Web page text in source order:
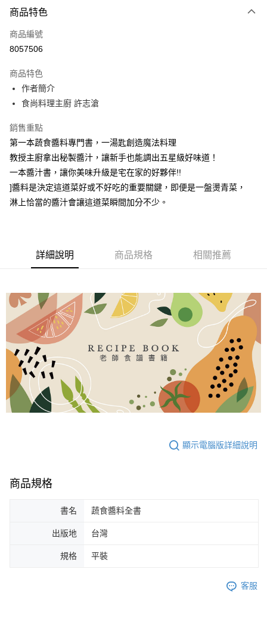
信用卡一次付款
信用卡分期付款
合作金庫商業銀行
華南商業銀行
上海商業儲蓄銀行
臺灣中小企業銀行
匯豐（台灣）商業銀行
華泰商業銀行
聯邦商業銀行
遠東國際商業銀行
元大商業銀行
永豐商業銀行
台新國際商業銀行
中國信託商業銀行
台灣樂天信用卡公司
LINE Pay
Apple Pay
悠遊付
AFTEE先享後付
相關說明
【關於「AFTEE先享後付」】
AFTEE先享後付是「在收到商品之後才付款」的支付方式。 讓您購物簡單
便利好安心！
１．簡單：不需註冊會員、不需綁卡、不需儲值。
【「AFTEE先享後付」結帳流程】
３．收到繳費通知簡訊後14天內，點擊此簡訊中的連結，可透過四大超商／
ATM／網路銀行／等多元方式進行付款，方視為交易完成。
※ 請注意：結帳手續完成當下不需立刻繳費，但若您需要取消訂單，請聯絡
購買商品的店家。未經商家同意取消之訂單仍視為有效，需透過AFTEE先享
後付繳納相關費用。
※ 交易是否成功請以「AFTEE先享後付 」之結帳頁面顯示為準，若有關於
是否繳費成功／繳費後需取消欲退款等相關疑問，請聯繫「AFTEE先享後付
客戶支援中心」
https://netprotections.freshdesk.com/support/home
【注意事項】
１．透過由恩沛科技股份有限公司提供之「AFTEE先享後付」服務完成之交
易，需依本服務之必要範圍內提供個人資料，並將交易相關給付款項請求債
任。
４．使用「AFTEE先享後付」時，將依據個別帳號之用戶狀況，依本公司即
請求用戶進行身份認證。
恩沛科技股份有限公司將有權停止該用戶之使用額度並採取法律行動。
ATM付款
每筆NT$130，滿NT$3,000(含以上)免運費
商品特色
商品編號
8057506
商品特色
作者簡介
食尚料理主廚 許志滄
銷售重點
第一本蔬食醬料專門書，一湯匙創造魔法料理
教授主廚拿出秘製醬汁，讓新手也能調出五星級好味道！
一本醬汁書，讓你美味升級是宅在家的好夥伴!!
]醬料是決定這道菜好或不好吃的重要關鍵，即便是一盤燙青菜，
淋上恰當的醬汁會讓這道菜瞬間加分不少。
詳細說明 商品規格 相關推薦
顯示電腦版詳細說明
商品規格
書名 蔬食醬料全書
出版地 台灣
規格 平裝
客服